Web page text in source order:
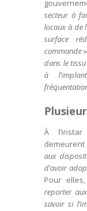
secteur à
locaux à de
surface
commande
dans le
à
À
aux
d’avoir
Pour
reporter
savoir si